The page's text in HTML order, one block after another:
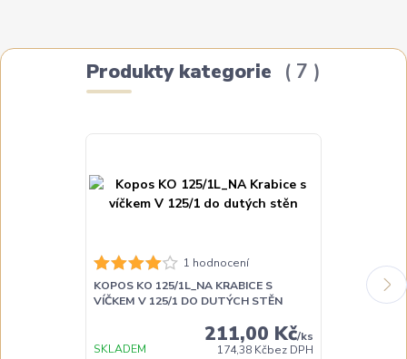
Produkty kategorie 7
1 hodnocení
KOPOS KO 125/1L_NA KRABICE S
VÍČKEM V 125/1 DO DUTÝCH STĚN
211,00 Kč/ks
174,38 Kčbez DPH
SKLADEM
KOPOS